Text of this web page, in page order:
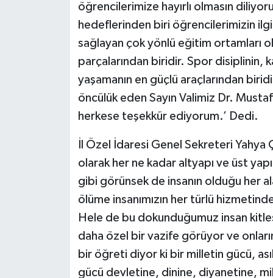
öğrencilerimize hayırlı olmasın
hedeflerinden biri öğrencilerimizin
sağlayan çok yönlü eğitim ortamları
parçalarından biridir. Spor disiplinin,
yaşamanın en güçlü araçlarından
öncülük eden Sayın Valimiz Dr.
herkese teşekkür ediyorum.’ Dedi.
İl Özel İdaresi Genel Sekreteri Yahya
olarak her ne kadar altyapı ve üst
gibi görünsek de insanın olduğu her
ölüme insanımızın her türlü
Hele de bu dokunduğumuz insan
daha özel bir vazife görüyor ve
bir öğreti diyor ki bir milletin gücü,
gücü devletine, dinine, diyanetine,